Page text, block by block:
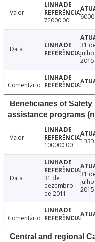
Valor
72000.00
Data
31 de
julho
2015
Comentário
Beneficiaries of Safety
assistance programs
Valor
100000.00
Data
31 de
dezembro
de 2011
31 de
2015
Comentário
Central and regional